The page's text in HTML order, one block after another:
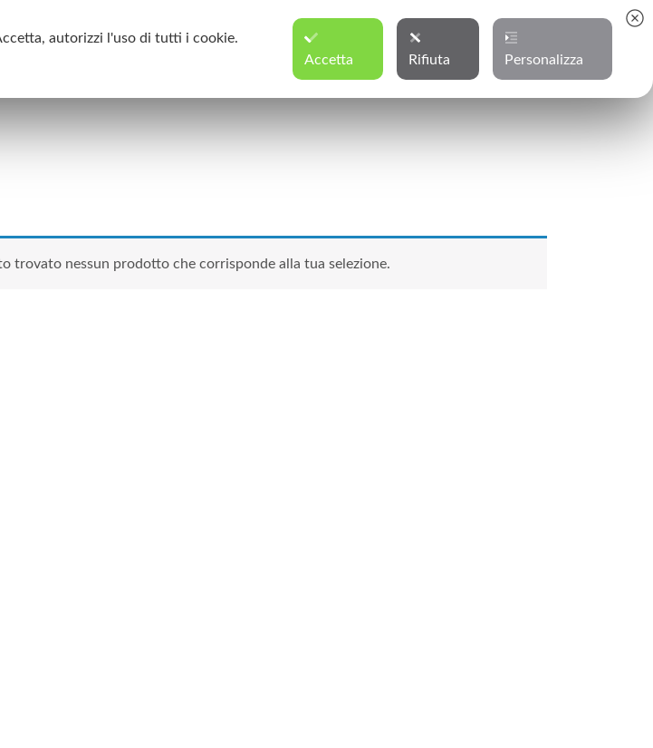
Liquidi e soluzioni Blog Contatti 0 elementi
trovato nessun prodotto che corrisponde alla tua selezione.
autorizzi l'uso di tutti i cookie.
Accetta Rifiuta Personalizza